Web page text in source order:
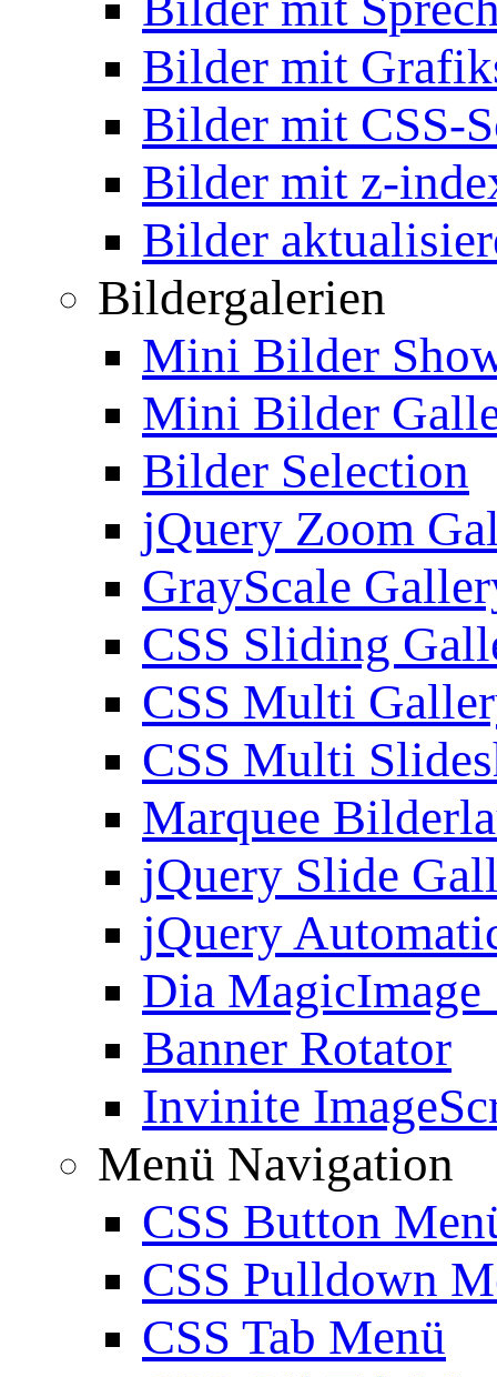
Bilder mit
Bilder mit CSS-
Bilder mit z-
Bilder
Bildergalerien
Mini Bilder
Mini Bilder
Bilder Selection
jQuery Zoom
GrayScale
CSS Sliding
CSS Multi
CSS Multi
Marquee
jQuery Slide
jQuery
Dia MagicImage
Banner Rotator
Invinite
Menü Navigation
CSS Button
CSS Pulldown
CSS Tab Menü